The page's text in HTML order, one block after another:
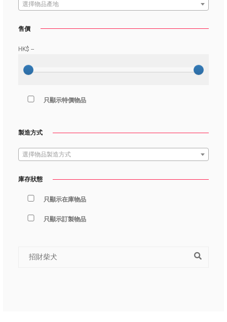
選擇物品產地
售價
HK$ --
只顯示特價物品
製造方式
選擇物品製造方式
庫存狀態
只顯示在庫物品
只顯示訂製物品